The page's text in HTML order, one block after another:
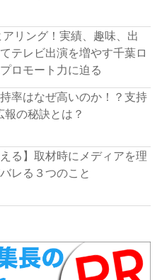
リング！実績、趣味、出
テレビ出演を増やす千葉ロ
ロモート力に迫る
率はなぜ高いのか！？支持
の秘訣とは？
る】取材時にメディアを理
レる３つのこと